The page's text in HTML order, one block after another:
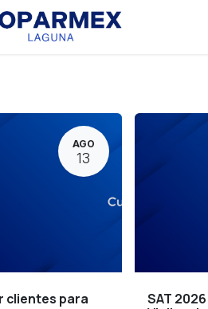
AGO
13
clientes para
SAT